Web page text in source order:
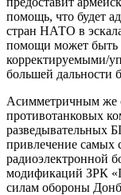
помощь, что будет
стран НАТО в
помощи может быть
корректируемыми/
большей дальности
Асимметричным же
противотанковых
разведывательных
привлечение самых
радиоэлектронной
модификаций ЗРК
силам обороны